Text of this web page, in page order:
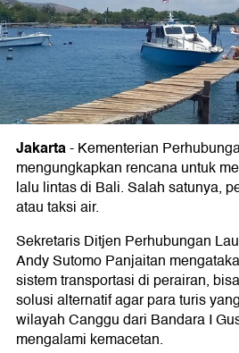
Jakarta-Kementerian
mengungkapkan rencana untuk
lalu lintas di Bali. Salah satunya,
atau taksi air.
Sekretaris Ditjen Perhubungan
Andy Sutomo Panjaitan
sistem transportasi di perairan,
solusi alternatif agar para turis
wilayah Canggu dari Bandara I
mengalami kemacetan.